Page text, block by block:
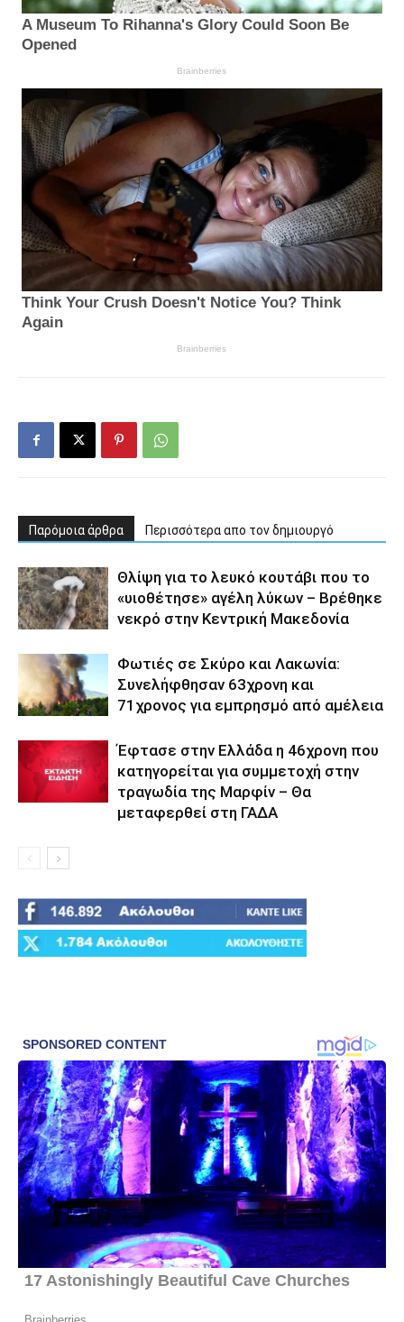
Παρόμοια άρθρα Περισσότερα απο τον δημιουργό
Θλίψη για το λευκό κουτάβι που το
«υιοθέτησε» αγέλη λύκων – Βρέθηκε
νεκρό στην Κεντρική Μακεδονία
Φωτιές σε Σκύρο και Λακωνία:
Συνελήφθησαν 63χρονη και
71χρονος για εμπρησμό από αμέλεια
Έφτασε στην Ελλάδα η 46χρονη που
κατηγορείται για συμμετοχή στην
τραγωδία της Μαρφίν – Θα
μεταφερθεί στη ΓΑΔΑ